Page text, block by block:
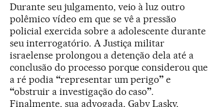
Durante seu julgamento, veio à luz outro
polêmico vídeo em que se vê a pressão
policial exercida sobre a adolescente durante
seu interrogatório. A Justiça militar
israelense prolongou a detenção dela até a
conclusão do processo porque considerou que
a ré podia “representar um perigo” e
“obstruir a investigação do caso”.
Finalmente, sua advogada, Gaby Lasky,